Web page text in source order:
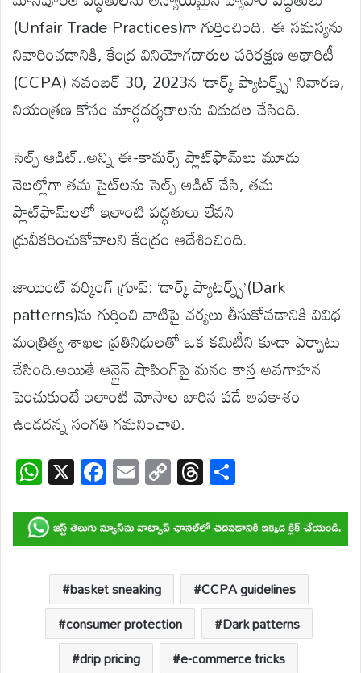
(Unfair Trade Practices)గా గుర్తించింది. ఈ సమస్యను
నివారించడానికి, కేంద్ర వినియోగదారుల పరిరక్షణ అథారిటీ
(CCPA) నవంబర్ 30, 2023న ‘డార్క్ ప్యాటర్న్స్’ నివారణ,
నియంత్రణ కోసం మార్గదర్శకాలను విడుదల చేసింది.
సెల్ఫ్ ఆడిట్..అన్ని ఈ-కామర్స్ ప్లాట్‌ఫామ్‌లు మూడు
నెలల్లోగా తమ సైట్‌లను సెల్ఫ్ ఆడిట్ చేసి, తమ
ప్లాట్‌ఫామ్‌లలో ఇలాంటి పద్ధతులు లేవని
ధ్రువీకరించుకోవాలని కేంద్రం ఆదేశించింది.
జాయింట్ వర్కింగ్ గ్రూప్: ‘డార్క్ ప్యాటర్న్స్’(Dark
patterns)ను గుర్తించి వాటిపై చర్యలు తీసుకోవడానికి వివిధ
మంత్రిత్వ శాఖల ప్రతినిధులతో ఒక కమిటీని కూడా ఏర్పాటు
చేసింది.అయితే ఆన్లైన్ షాపింగ్‌పై మనం కాస్త అవగాహన
పెంచుకుంటే ఇలాంటి మోసాల బారిన పడే అవకాశం
ఉండదన్న సంగతి గమనించాలి.
W
h
at
s
A
p
p
X F
ac
e
b
o
o
k
E
m
ail
C
o
p
y
Li
n
k
T
hr
e
a
d
s
ar
e
basket sneaking
CCPA guidelines
consumer protection
Dark patterns
drip pricing
e-commerce tricks